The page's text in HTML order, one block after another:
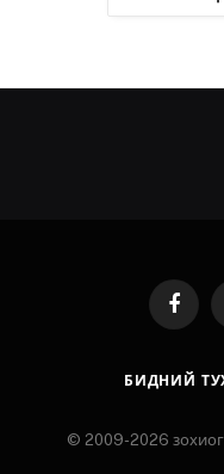
БИДНИЙ
© 2009-2026